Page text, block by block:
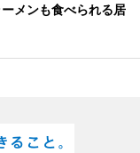
メンも食べられる居